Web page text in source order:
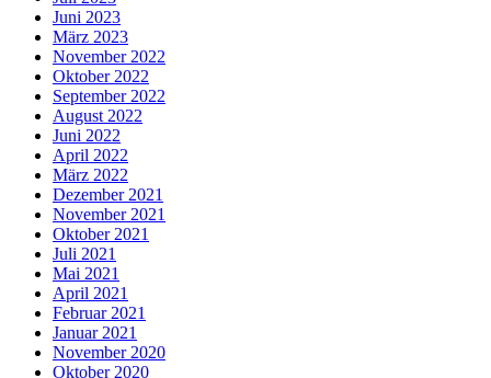
Juni 2023
März 2023
November 2022
Oktober 2022
September 2022
August 2022
Juni 2022
April 2022
März 2022
Dezember 2021
November 2021
Oktober 2021
Juli 2021
Mai 2021
April 2021
Februar 2021
Januar 2021
November 2020
Oktober 2020